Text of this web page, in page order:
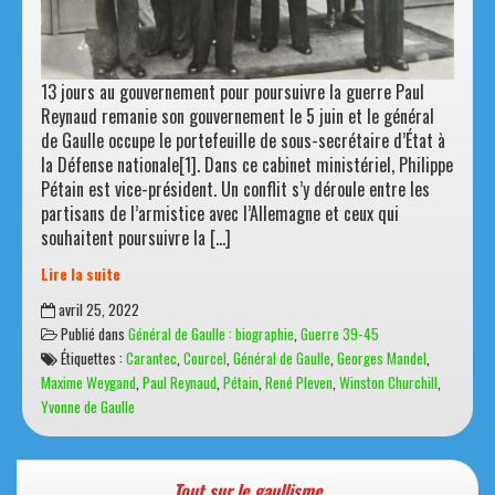
13 jours au gouvernement pour poursuivre la guerre Paul
Reynaud remanie son gouvernement le 5 juin et le général
de Gaulle occupe le portefeuille de sous-secrétaire d’État à
la Défense nationale[1]. Dans ce cabinet ministériel, Philippe
Pétain est vice-président. Un conflit s’y déroule entre les
partisans de l’armistice avec l’Allemagne et ceux qui
souhaitent poursuivre la […]
Lire la suite
Reynaud
cède,
De
Gaulle
s’identifie
à
la
France
avril 25, 2022
Publié dans Général de Gaulle : biographie,Guerre 39-45
Étiquettes :Carantec,Courcel,Général de Gaulle,Georges Mandel,
Maxime Weygand,Paul Reynaud,Pétain,René Pleven,Winston Churchill,
Yvonne de Gaulle